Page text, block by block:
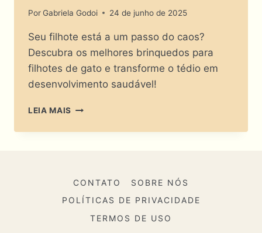
PorGabriela Godoi 24 de junho de 2025
Seu filhote está a um passo do caos?
Descubra os melhores brinquedos para
filhotes de gato e transforme o tédio em
desenvolvimento saudável!
LEIA MAIS BRINCAR
SURTAR?
DE
BRINQUEDOS
PARA
FILHOTES
CONTATO
SOBRE NÓS
POLÍTICAS DE PRIVACIDADE
TERMOS DE USO